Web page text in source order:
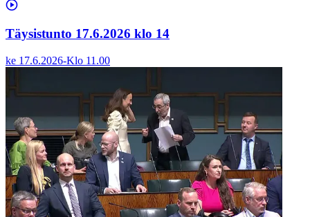
Täysistunto 17.6.2026 klo 14
ke 17.6.2026-Klo 11.00